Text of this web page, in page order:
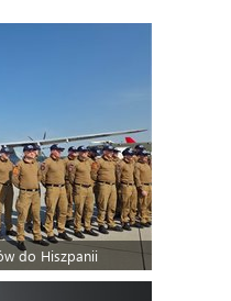
do Hiszpanii